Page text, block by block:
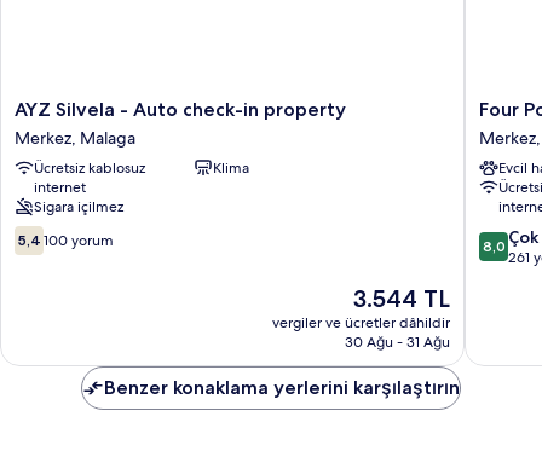
AYZ
Silvela
-
Auto
check-
in
property
Merkez,
AYZ Silvela - Auto check-in property
Merkez, Malaga
Ücretsiz kablosuz
internet
Klima
Sigara içilmez
10
üzerinden
5,4 100 yorum
Güncel
fiyat:
3.544 TL
3.544 TL
vergiler ve ücretler dâhildir
30 Ağu - 31 Ağu
Four
Points
Flex
by
Malaga
Centre
Merkez,
Four
Evcil
10
yorum
8,0
261
Benzer konaklama yerlerini karşılaştırın